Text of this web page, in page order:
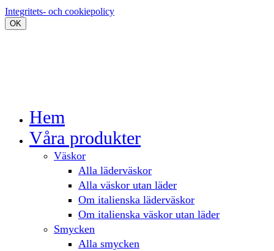
Integritets- och cookiepolicy
OK
Hem
Våra produkter
Väskor
Alla läderväskor
Alla väskor utan läder
Om italienska läderväskor
Om italienska väskor utan läder
Smycken
Alla smycken